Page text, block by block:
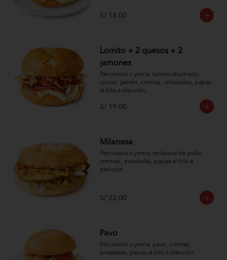
S/ 18.00
Lomito + 2 quesos + 2
jamones
Pan roseta o yema, lomito ahumado,
queso, jamón, cremas , ensaladas, papas
al hilo a elección.
S/ 19.00
Milanesa
Pan roseta o yema, milanesa de pollo,
cremas , ensaladas, papas al hilo a
elección.
S/ 22.00
Pavo
Pan roseta o yema, pavo, cremas,
ensaladas, papas al hilo a elección.